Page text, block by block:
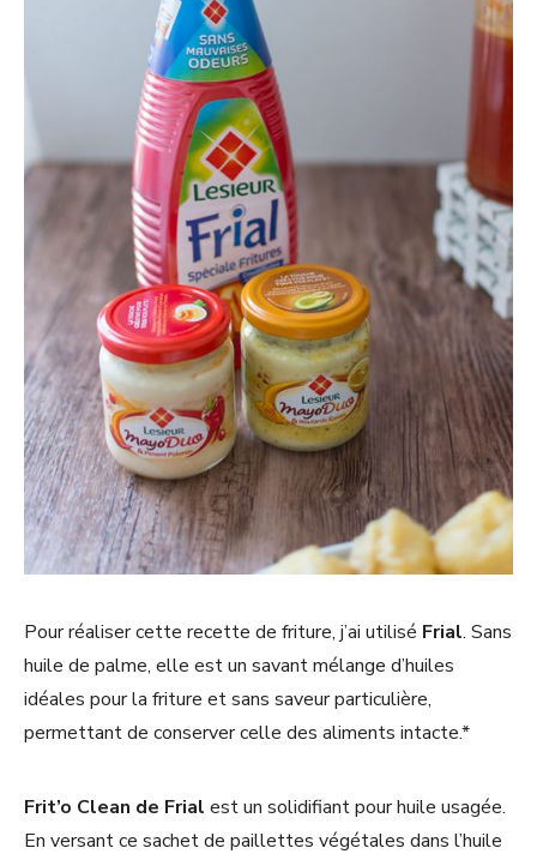
Pour réaliser cette recette de friture, j’ai utilisé Frial. Sans
huile de palme, elle est un savant mélange d’huiles
idéales pour la friture et sans saveur particulière,
permettant de conserver celle des aliments intacte.*
Frit’o Clean de Frial est un solidifiant pour huile usagée.
En versant ce sachet de paillettes végétales dans l’huile